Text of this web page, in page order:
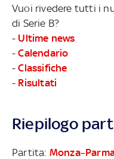
Vuoi rivedere tutti i
di Serie B?
- Ultime news
-Calendario
-Classifiche
- Risultati
Riepilogo
Partita: Monza–